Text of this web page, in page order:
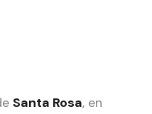
Santa Rosa, en